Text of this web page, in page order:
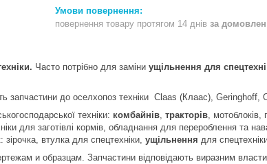
повернення товару протягом 14 днів за
Часто потрібно для заміни ущільнення для
запчастини до оселхопоз техніки Claas (Клаас), Geringhoff
техніки: комбайнів тракторів , мотоблоків,
для заготівлі кормів, обладнання для перероблення та
втулка для спецтехніки, ущільнення для
и образцам. Запчастини відповідають виразним